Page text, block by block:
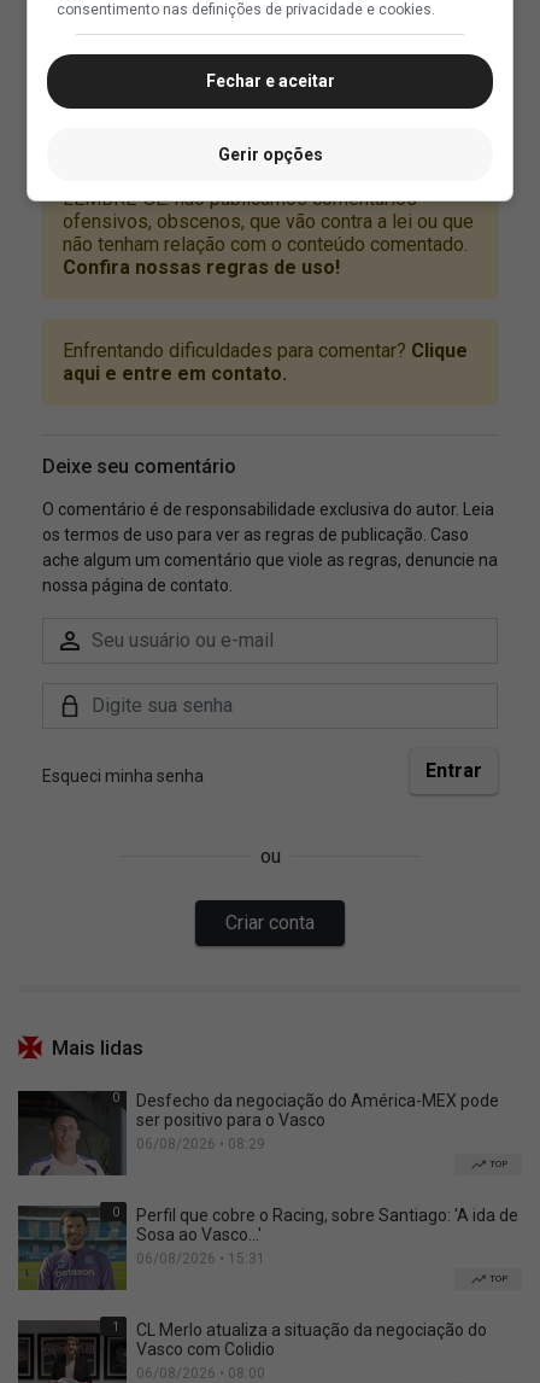
Mais lidas
0
Desfecho da negociação do América-MEX pode
ser positivo para o Vasco
06/08/2026 • 08:29
TOP
0
Perfil que cobre o Racing, sobre Santiago: 'A ida de
Sosa ao Vasco...'
06/08/2026 • 15:31
TOP
1
CL Merlo atualiza a situação da negociação do
Vasco com Colidio
06/08/2026 • 08:00
consentimento nas definições de privacidade e cookies.
Fechar e aceitar
Gerir opções